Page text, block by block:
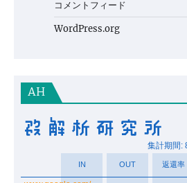
コメントフィード
WordPress.org
AH